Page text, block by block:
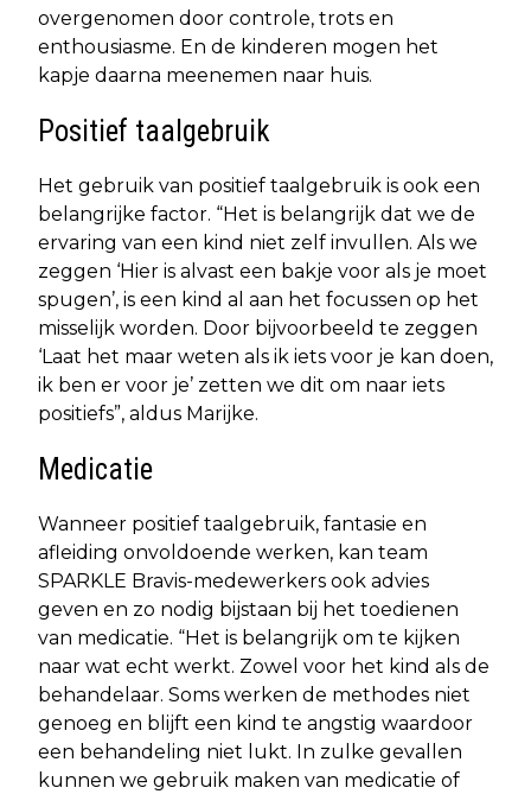
overgenomen door controle, trots en
enthousiasme. En de kinderen mogen het
kapje daarna meenemen naar huis.
Positief taalgebruik
Het gebruik van positief taalgebruik is ook een
belangrijke factor. “Het is belangrijk dat we de
ervaring van een kind niet zelf invullen. Als we
zeggen ‘Hier is alvast een bakje voor als je moet
spugen’, is een kind al aan het focussen op het
misselijk worden. Door bijvoorbeeld te zeggen
‘Laat het maar weten als ik iets voor je kan doen,
ik ben er voor je’ zetten we dit om naar iets
positiefs”, aldus Marijke.
Medicatie
Wanneer positief taalgebruik, fantasie en
afleiding onvoldoende werken, kan team
SPARKLE Bravis-medewerkers ook advies
geven en zo nodig bijstaan bij het toedienen
van medicatie. “Het is belangrijk om te kijken
naar wat echt werkt. Zowel voor het kind als de
behandelaar. Soms werken de methodes niet
genoeg en blijft een kind te angstig waardoor
een behandeling niet lukt. In zulke gevallen
kunnen we gebruik maken van medicatie of